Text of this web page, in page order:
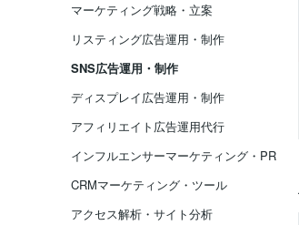
マーケティング戦略・立案
リスティング広告運用・制作
SNS広告運用・制作
ディスプレイ広告運用・制作
アフィリエイト広告運用代行
インフルエンサーマーケティング・PR
CRMマーケティング・ツール
アクセス解析・サイト分析